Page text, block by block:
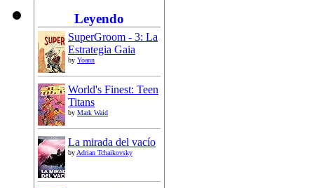
Leyendo
SuperGroom - 3: La
Estrategia Gaia
by Yoann
World's Finest: Teen
Titans
by Mark Waid
La mirada del vacío
byAdrian Tchaikovsky